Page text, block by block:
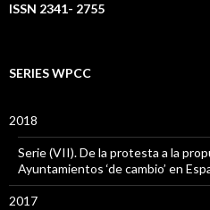
ISSN 2341- 2755
SERIES WPCC
2018
Serie (VII). De la protesta a la
Ayuntamientos ‘de cambio’ en
2017